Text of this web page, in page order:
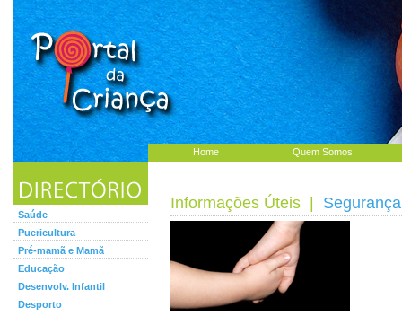
Home Quem Somos
Saúde
Puericultura
Pré-mamã e Mamã
Educação
Desenvolv. Infantil
Desporto
Informações Úteis